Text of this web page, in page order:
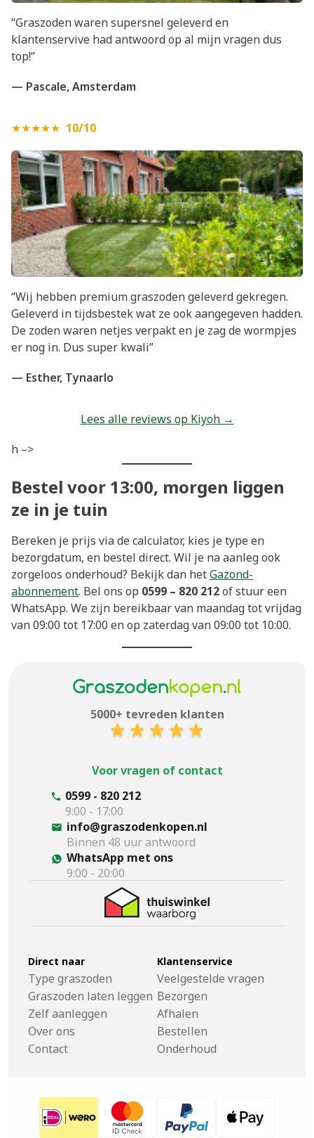
“Graszoden waren supersnel geleverd en
klantenservive had antwoord op al mijn vragen dus
top!”
— Pascale, Amsterdam
★★★★★ 10/10
“Wij hebben premium graszoden geleverd gekregen.
Geleverd in tijdsbestek wat ze ook aangegeven hadden.
De zoden waren netjes verpakt en je zag de wormpjes
er nog in. Dus super kwali”
— Esther, Tynaarlo
Lees alle reviews op Kiyoh →
h –>
Bestel voor 13:00, morgen liggen
ze in je tuin
Bereken je prijs via de calculator, kies je type en
bezorgdatum, en bestel direct. Wil je na aanleg ook
zorgeloos onderhoud? Bekijk dan hetGazond-
abonnement. Bel ons op 0599 – 820 212of stuur een
WhatsApp. We zijn bereikbaar van maandag tot vrijdag
van 09:00 tot 17:00 en op zaterdag van 09:00 tot 10:00.
5000+ tevreden klanten
Voor vragen of contact
0599 - 820 212
9:00 - 17:00
info@graszodenkopen.nl
Binnen 48 uur antwoord
WhatsApp met ons
9:00 - 20:00
Direct naar
Type graszoden
Graszoden laten leggen
Zelf aanleggen
Over ons
Contact
Klantenservice
Veelgestelde vragen
Bezorgen
Afhalen
Bestellen
Onderhoud